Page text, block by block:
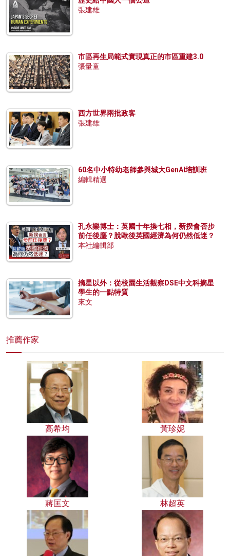
張建雄
市區再生局範式實現真正的市區重建3.0
張量童
西方世界兩批政客
張建雄
60名中小特幼老師參與城大GenAI培訓班
編輯精選
孔永樂博士：英國十年換七相，新揆會否步
前任後塵？脫歐後英國經濟為何仍然低迷？
本社編輯部
摘星以外：從校園生活觀察DSE中文科摘星
學生的一點特質
來文
推薦作家
高希均 黃珍妮
蔣匡文 林超英